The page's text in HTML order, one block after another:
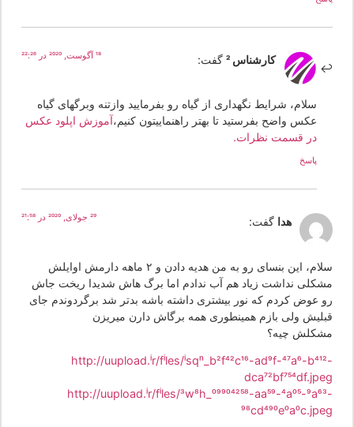
کارشناس 2 گفت:
سلام، شرایط نگهداری از گیاه رو بفرمایید وازتنه وبرگهای گیاه
عکس واضح بفرستید تا بهتر راهنماییتون کنیم، آموزش اپلود عکس
در قسمت نظرات.
هدا گفت:
سلام، این بنسای رو به من هدیه دادن و ٢ ماهه دارمش اوایلش
نداشت زیاد هم آب ندادم اما برگ هاش شدیدا ریخت جاش
عوض کردم که نور بیشتری داشته باشه بدتر شد برگردوندم جای
ولی بازم همینطوری همه برگاش دارن میریزن
چیه؟
http://uupload.ir/files/isqn_b2f42c16-ad9f-47a6-
http://uupload.ir/files/3w8h_09904258-aa59-4a05-